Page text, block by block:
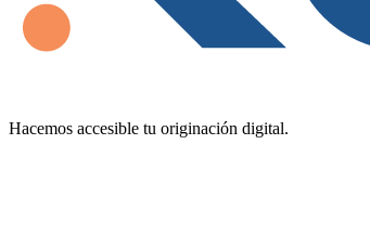
Hacemos accesible tu originación digital.